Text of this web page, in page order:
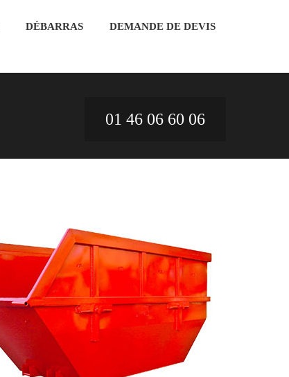
DÉBARRAS DEMANDE DE DEVIS
01 46 06 60 06